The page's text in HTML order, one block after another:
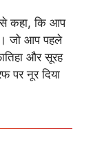
कहा, कि आप
जो आप पहले
और सूरह
पर नूर दिया